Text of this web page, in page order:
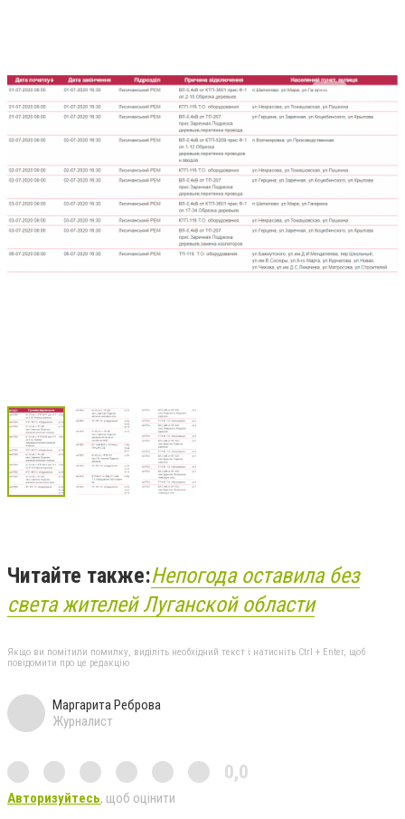
Читайте также:Непогода оставила без
света жителей Луганской области
Якщо ви помітили помилку, виділіть необхідний текст і натисніть Ctrl + Enter, щоб
повідомити про це редакцію
Маргарита Реброва
Журналист
0,0
Авторизуйтесь, щоб оцінити